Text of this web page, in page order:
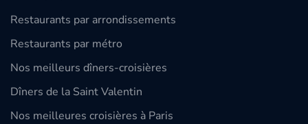
Restaurants par arrondissements
Restaurants par métro
Nos meilleurs dîners-croisières
Dîners de la Saint Valentin
Nos meilleures croisières à Paris